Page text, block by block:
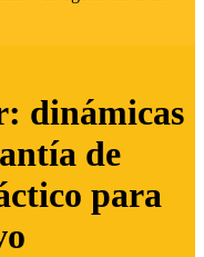
dinámicas
de
para